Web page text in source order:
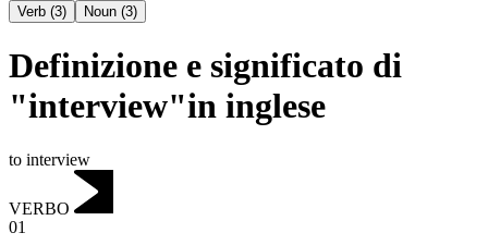
Verb (3) Noun (3)
Definizione e significato di
"interview"in inglese
to interview
VERBO
01